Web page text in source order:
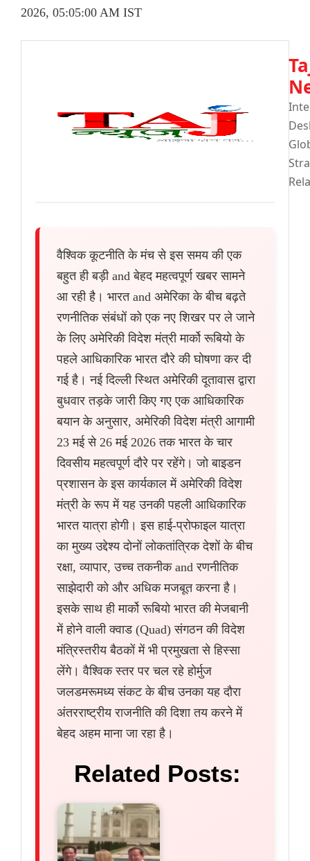
2026, 05:05:00 AM IST
वैश्विक कूटनीति के मंच से इस समय की एक
बहुत ही बड़ी and बेहद महत्वपूर्ण खबर सामने
आ रही है। भारत and अमेरिका के बीच बढ़ते
रणनीतिक संबंधों को एक नए शिखर पर ले जाने
के लिए अमेरिकी विदेश मंत्री मार्को रूबियो के
पहले आधिकारिक भारत दौरे की घोषणा कर दी
गई है। नई दिल्ली स्थित अमेरिकी दूतावास द्वारा
बुधवार तड़के जारी किए गए एक आधिकारिक
बयान के अनुसार, अमेरिकी विदेश मंत्री आगामी
23 मई से 26 मई 2026 तक भारत के चार
दिवसीय महत्वपूर्ण दौरे पर रहेंगे। जो बाइडन
प्रशासन के इस कार्यकाल में अमेरिकी विदेश
मंत्री के रूप में यह उनकी पहली आधिकारिक
भारत यात्रा होगी। इस हाई-प्रोफाइल यात्रा
का मुख्य उद्देश्य दोनों लोकतांत्रिक देशों के बीच
रक्षा, व्यापार, उच्च तकनीक and रणनीतिक
साझेदारी को और अधिक मजबूत करना है।
इसके साथ ही मार्को रूबियो भारत की मेजबानी
में होने वाली क्वाड (Quad) संगठन की विदेश
मंत्रिस्तरीय बैठकों में भी प्रमुखता से हिस्सा
लेंगे। वैश्विक स्तर पर चल रहे होर्मुज
जलडमरूमध्य संकट के बीच उनका यह दौरा
अंतरराष्ट्रीय राजनीति की दिशा तय करने में
बेहद अहम माना जा रहा है।
Related Posts: